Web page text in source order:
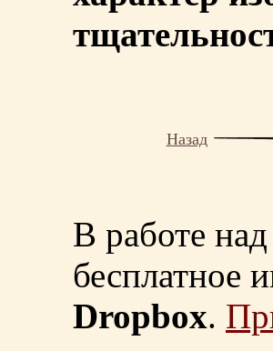
Назад
В работе
бесплатное
Dropbox.